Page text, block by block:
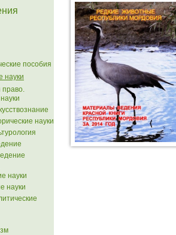
пособия
науки
право.
науки
науки
науки